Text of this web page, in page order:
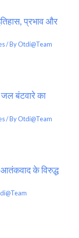
प्रभाव और
/ ByOtdi@Team
बंटवारे का
/ ByOtdi@Team
के विरुद्ध